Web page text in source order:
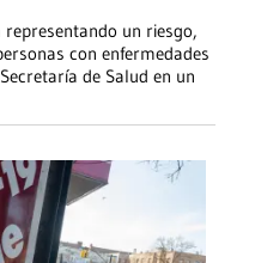
representando un riesgo,
con enfermedades
de Salud en un